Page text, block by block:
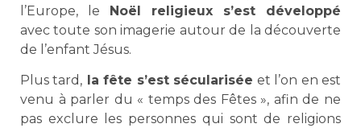
l’Europe, le Noël religieux s’est développé
avec toute son imagerie autour de la découverte
de l’enfant Jésus.
Plus tard, la fête s’est sécularisée et l’on en est
venu à parler du « temps des Fêtes », afin de ne
pas exclure les personnes qui sont de religions